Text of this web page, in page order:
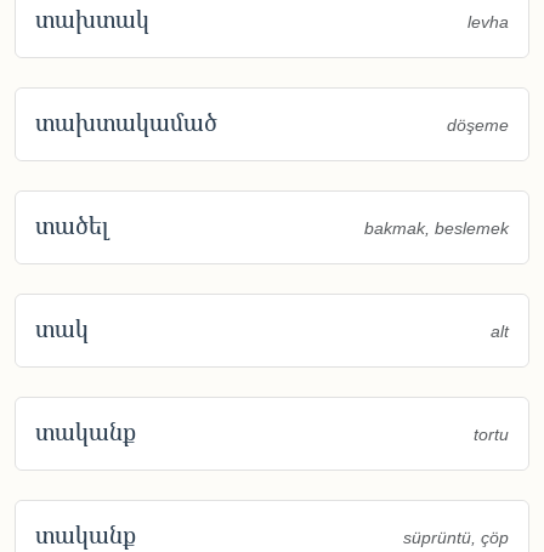
տախտակ levha
տախտակամած döşeme
տածել bakmak, beslemek
տակ alt
տականք tortu
տականք süprüntü, çöp